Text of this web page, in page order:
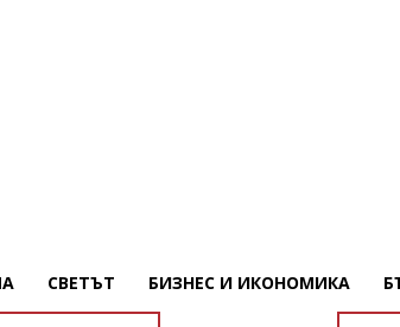
СВЕТЪТ БИЗНЕС И ИКОНОМИКА